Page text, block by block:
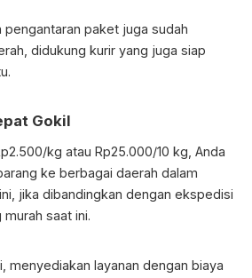
pengantaran paket juga sudah
didukung kurir yang juga siap
Gokil
kg atau Rp25.000/10 kg, Anda
ke berbagai daerah dalam
jika dibandingkan dengan ekspedisi
murah saat ini.
menyediakan layanan dengan biaya